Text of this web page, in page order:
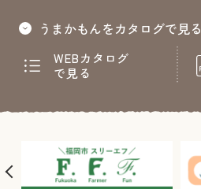
うまかもんをカタログで見る
WEBカタログ
で見る